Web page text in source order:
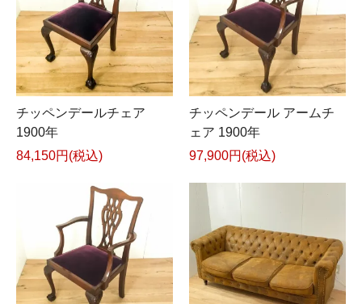
チッペンデールチェア
1900年
84,150円(税込)
チッペンデール アームチ
ェア 1900年
97,900円(税込)